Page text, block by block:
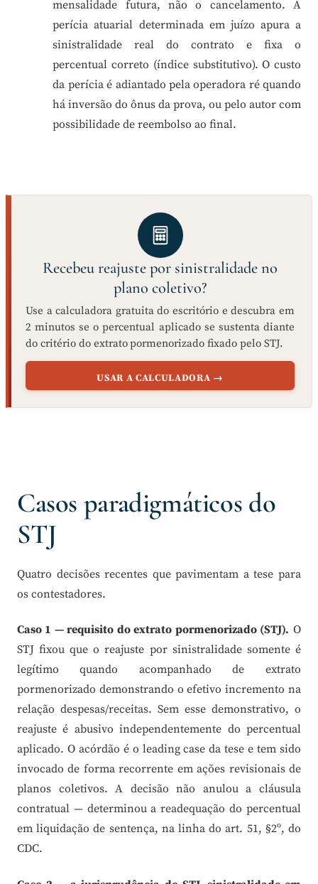
mensalidade futura, não o cancelamento. A
perícia atuarial determinada em juízo apura a
sinistralidade real do contrato e fixa o
percentual correto (índice substitutivo). O custo
da perícia é adiantado pela operadora ré quando
há inversão do ônus da prova, ou pelo autor com
possibilidade de reembolso ao final.
Recebeu reajuste por sinistralidade no
plano coletivo?
Use a calculadora gratuita do escritório e descubra em
2 minutos se o percentual aplicado se sustenta diante
do critério do extrato pormenorizado fixado pelo STJ.
USAR A CALCULADORA →
Casos paradigmáticos do
STJ
Quatro decisões recentes que pavimentam a tese para
os contestadores.
Caso 1 — requisito do extrato pormenorizado (STJ). O
STJ fixou que o reajuste por sinistralidade somente é
legítimo quando acompanhado de extrato
pormenorizado demonstrando o efetivo incremento na
relação despesas/receitas. Sem esse demonstrativo, o
reajuste é abusivo independentemente do percentual
aplicado. O acórdão é o leading case da tese e tem sido
invocado de forma recorrente em ações revisionais de
planos coletivos. A decisão não anulou a cláusula
contratual — determinou a readequação do percentual
em liquidação de sentença, na linha do art. 51, §2º, do
CDC.